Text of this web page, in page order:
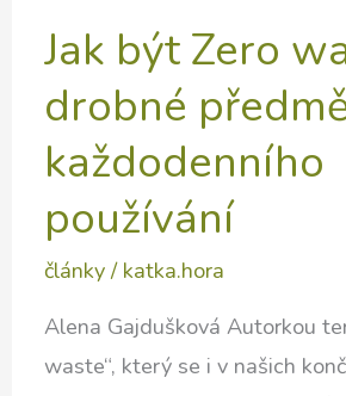
Jak být Zero
drobné
každodenního
používání
články/ katka.hora
Alena Gajdušková Autorkou
waste“, který se i v našich